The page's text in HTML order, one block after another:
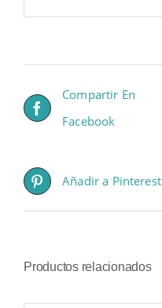
Compartir En
Facebook
Añadir a Pinterest
Productos relacionados